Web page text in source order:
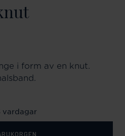
i form av en knut.
vardagar